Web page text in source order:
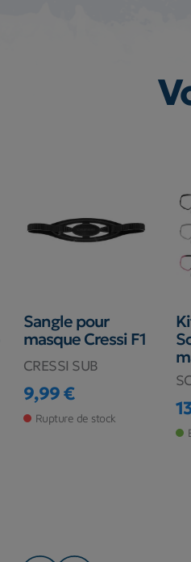
Sangle pour
masque Cressi F1
CRESSI SUB
Prix
9,99 €
Rupture de stock